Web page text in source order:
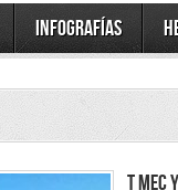
Infografías
T